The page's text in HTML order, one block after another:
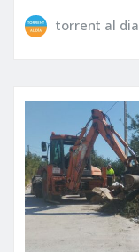
torrent al dia